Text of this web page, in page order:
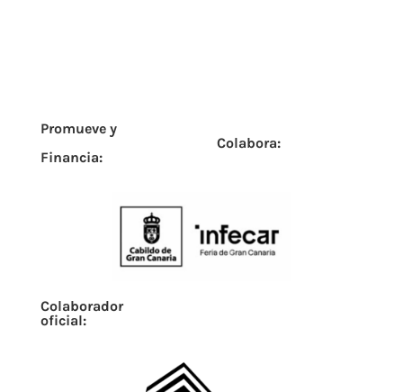
Promueve y
Colabora:
Financia:
Colaborador
oficial: